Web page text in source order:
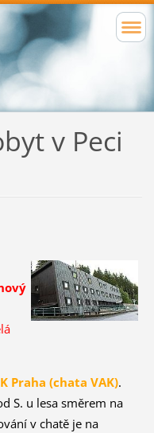
v Peci
Praha (chata VAK).
S. u lesa směrem na
v chatě je na